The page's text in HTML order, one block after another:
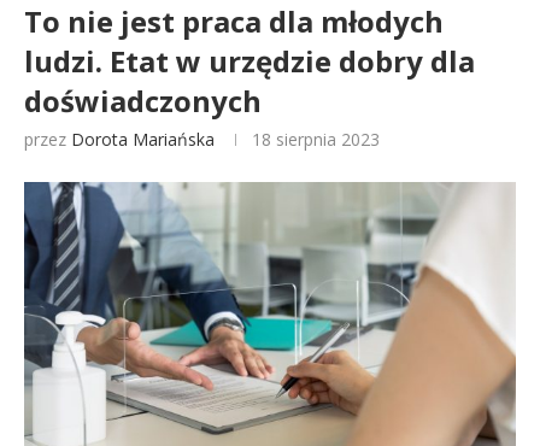
To nie jest praca dla młodych
ludzi. Etat w urzędzie dobry dla
doświadczonych
przez Dorota Mariańska 18 sierpnia 2023